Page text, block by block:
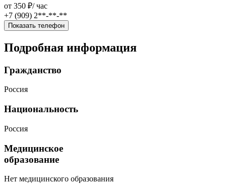
от 350 ₽/час
+7 (909) 2**-**-**
Показать телефон
Подробная информация
Гражданство
Россия
Национальность
Россия
Медицинское
образование
Нет медицинского образования